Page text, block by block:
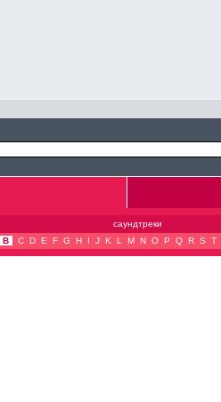
саундтреки
B C D E F G H I J K L M N O P Q R S T